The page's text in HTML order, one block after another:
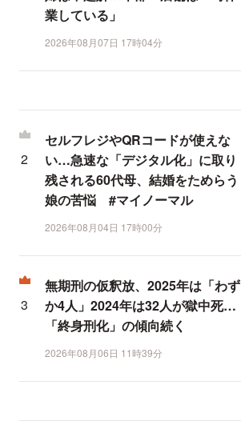
業している」
2026年08月07日 17時04分
セルフレジやQRコードが使えな
い…急速な「デジタル化」に取り
残される60代母、結婚をためらう
娘の苦悩 #マイノーマル
2026年08月04日 17時00分
無期刑の仮釈放、2025年は「わず
か4人」2024年は32人が獄中死…
「終身刑化」の傾向続く
2026年08月06日 11時39分